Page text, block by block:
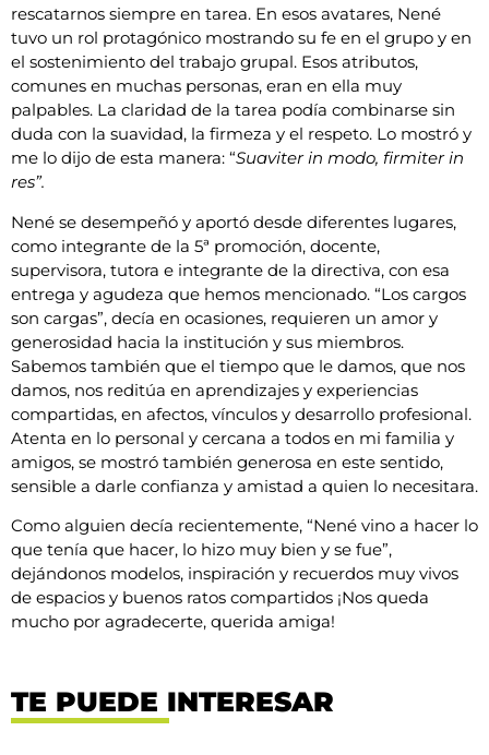
rescatarnos siempre en tarea. En esos avatares, Nené
tuvo un rol protagónico mostrando su fe en el grupo y en
el sostenimiento del trabajo grupal. Esos atributos,
comunes en muchas personas, eran en ella muy
palpables. La claridad de la tarea podía combinarse sin
duda con la suavidad, la firmeza y el respeto. Lo mostró y
me lo dijo de esta manera: “Suaviter in modo, firmiter in
res”.
Nené se desempeñó y aportó desde diferentes lugares,
como integrante de la 5ª promoción, docente,
supervisora, tutora e integrante de la directiva, con esa
entrega y agudeza que hemos mencionado. “Los cargos
son cargas”, decía en ocasiones, requieren un amor y
generosidad hacia la institución y sus miembros.
Sabemos también que el tiempo que le damos, que nos
damos, nos reditúa en aprendizajes y experiencias
compartidas, en afectos, vínculos y desarrollo profesional.
Atenta en lo personal y cercana a todos en mi familia y
amigos, se mostró también generosa en este sentido,
sensible a darle confianza y amistad a quien lo necesitara.
Como alguien decía recientemente, “Nené vino a hacer lo
que tenía que hacer, lo hizo muy bien y se fue”,
dejándonos modelos, inspiración y recuerdos muy vivos
de espacios y buenos ratos compartidos ¡Nos queda
mucho por agradecerte, querida amiga!
TE PUEDE INTERESAR